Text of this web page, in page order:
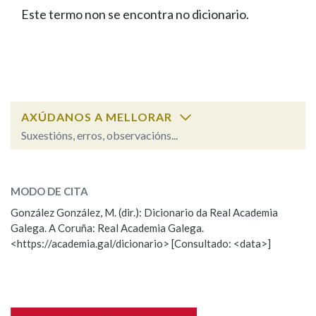
FIGURAS HOMENAXEADAS
PORTAL DAS PALABRAS
Facebook
TwitterYoutubeInstagram
Bluesky
BUSCAR NOS LEMAS
Remata por
BUSCAR NO CONTIDO
Nas definicións
Este termo non se encontra no dicionario.
AXÚDANOS A MELLORAR
Suxestións, erros, observacións...
Observación
Nome
MODO DE CITA
González González, M. (dir.): Dicionario da Real Academia
Galega. A Coruña: Real Academia Galega.
<https://academia.gal/dicionario> [Consultado: <data>]